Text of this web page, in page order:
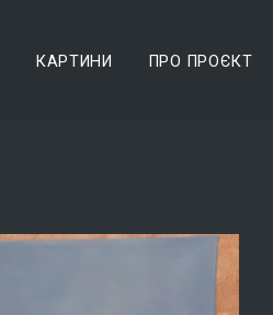
КАРТИНИ ПРО ПРОЄКТ